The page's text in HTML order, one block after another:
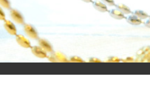
ィネイトを楽しむ大人世代のた